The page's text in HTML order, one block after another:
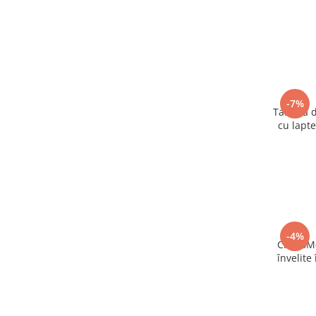
-7%
Tableta
cu
din
-4%
învelite